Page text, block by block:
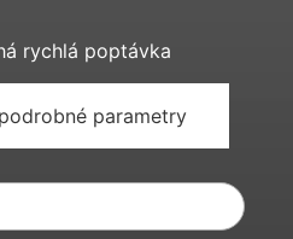
rychlá poptávka
parametry